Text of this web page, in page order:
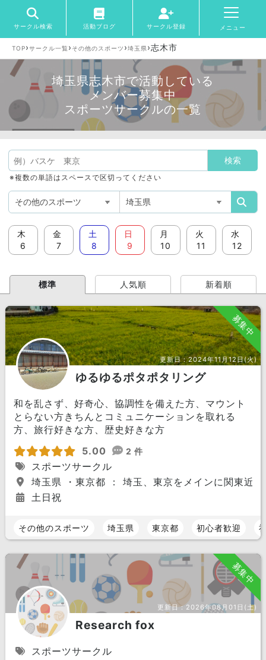
サークル検索 活動ブログ サークル登録 メニュー
TOP›サークル一覧 › その他のスポーツ ›埼玉県›志木市
埼玉県志木市で活動している
メンバー募集中
スポーツサークルの一覧
※複数の単語はスペースで区切ってください
木
6
金
7
土
8
日
9
月
10
火
11
水
12
標準 人気順 新着順
募集中
更新日：2024年11月12日(火)
ゆるゆるポタポタリング
和を乱さず、好奇心、協調性を備えた方、マウント
とらない方きちんとコミュニケーションを取れる
方、旅行好きな方、歴史好きな方
5.00
2 件
スポーツサークル
埼玉県 ・東京都 ： 埼玉、東京をメインに関東近郊
土日祝
その他のスポーツ 埼玉県 東京都 初心者歓迎
募集中
更新日： 2026年08月01日(土)
Research fox
スポーツサークル